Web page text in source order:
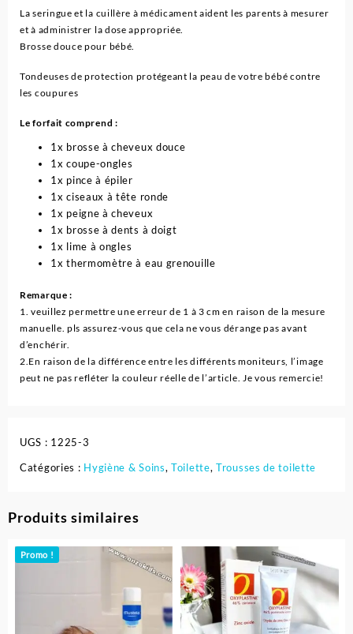
La seringue et la cuillère à médicament aident les parents à mesurer
et à administrer la dose appropriée.
Brosse douce pour bébé.
Tondeuses de protection protégeant la peau de votre bébé contre
les coupures
Le forfait comprend :
1x brosse à cheveux douce
1x coupe-ongles
1x pince à épiler
1x ciseaux à tête ronde
1x peigne à cheveux
1x brosse à dents à doigt
1x lime à ongles
1x thermomètre à eau grenouille
Remarque :
1. veuillez permettre une erreur de 1 à 3 cm en raison de la mesure
manuelle. pls assurez-vous que cela ne vous dérange pas avant
d’enchérir.
2.En raison de la différence entre les différents moniteurs, l’image
peut ne pas refléter la couleur réelle de l’article. Je vous remercie!
UGS : 1225-3
Catégories : Hygiène & Soins,Toilette,Trousses de toilette
Produits similaires
Promo !